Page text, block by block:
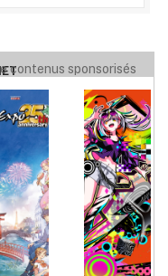
contenus sponsorisés